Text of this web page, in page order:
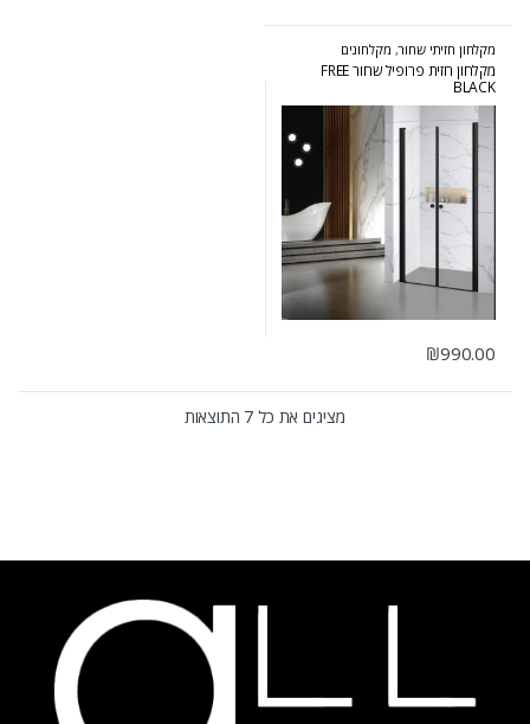
מקלחון חזיתי שחור, מקלחונים
מקלחון חזית פרופיל שחור FREE
BLACK
₪990.00
מציגים את כל ⁦7⁩ התוצאות